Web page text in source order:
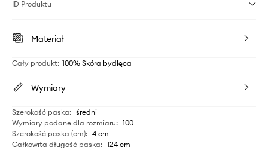
ID Produktu
Materiał
Cały produkt: 100% Skóra bydlęca
Wymiary
Szerokość paska: średni
Wymiary podane dla rozmiaru: 100
Szerokość paska (cm): 4 cm
Całkowita długość paska: 124 cm